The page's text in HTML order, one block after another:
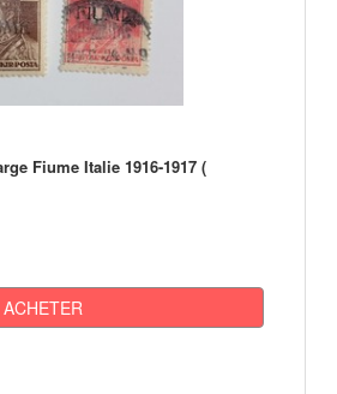
Fiume Italie 1916-1917 (
ACHETER